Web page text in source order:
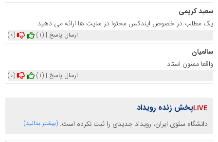
سعید کریمی
یک مطلب در خصوص ایندکس محتوا در سایت ها ارائه می دهید
(1)
(0) ارسال پاسخ |
سالمیان
واقعا ممنون استاد
(1)
(0) ارسال پاسخ |
پخش زنده رویداد
دانشگاه سئوی ایران، رویداد جدیدی را ثبت نکرده است. (بیشتر بدانید)